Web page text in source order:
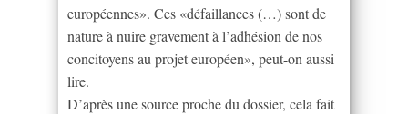
européennes». Ces «défaillances (…) sont de
nature à nuire gravement à l’adhésion de nos
concitoyens au projet européen», peut-on aussi
lire.
D’après une source proche du dossier, cela fait